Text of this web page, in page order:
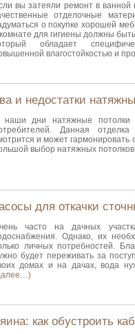
вы затеяли ремонт в
отделочные
о покупке хорошей
для гигиены должны
обладает
влагостойкостью и
и недостатки
наши дни натяжные потолки
Данная
и может
выбор натяжных
для откачки
часто на дачных
Однако, их
личных потребностей.
будет переживать за
домах и на дачах, вода
как обустроить